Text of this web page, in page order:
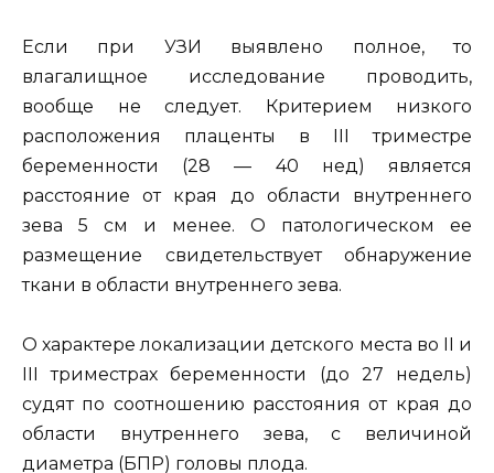
Если при УЗИ выявлено полное, то
влагалищное исследование проводить,
вообще не следует. Критерием низкого
расположения плаценты в III триместре
беременности (28 — 40 нед) является
расстояние от края до области внутреннего
зева 5 см и менее. О патологическом ее
размещение свидетельствует обнаружение
ткани в области внутреннего зева.
О характере локализации детского места во II и
III триместрах беременности (до 27 недель)
судят по соотношению расстояния от края до
области внутреннего зева, с величиной
диаметра (БПР) головы плода.